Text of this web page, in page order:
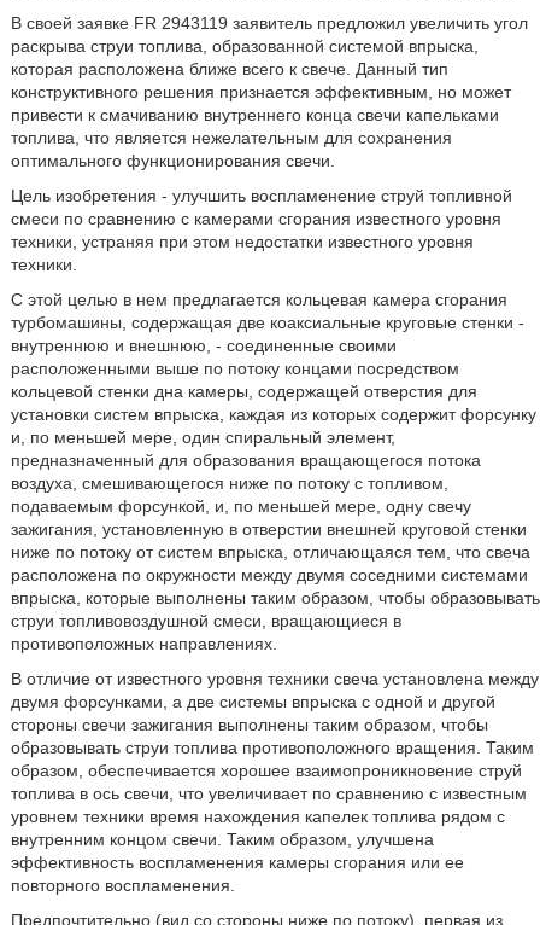
В своей заявке FR 2943119 заявитель предложил увеличить угол
раскрыва струи топлива, образованной системой впрыска,
которая расположена ближе всего к свече. Данный тип
конструктивного решения признается эффективным, но может
привести к смачиванию внутреннего конца свечи капельками
топлива, что является нежелательным для сохранения
оптимального функционирования свечи.
Цель изобретения - улучшить воспламенение струй топливной
смеси по сравнению с камерами сгорания известного уровня
техники, устраняя при этом недостатки известного уровня
техники.
С этой целью в нем предлагается кольцевая камера сгорания
турбомашины, содержащая две коаксиальные круговые стенки -
внутреннюю и внешнюю, - соединенные своими
расположенными выше по потоку концами посредством
кольцевой стенки дна камеры, содержащей отверстия для
установки систем впрыска, каждая из которых содержит форсунку
и, по меньшей мере, один спиральный элемент,
предназначенный для образования вращающегося потока
воздуха, смешивающегося ниже по потоку с топливом,
подаваемым форсункой, и, по меньшей мере, одну свечу
зажигания, установленную в отверстии внешней круговой стенки
ниже по потоку от систем впрыска, отличающаяся тем, что свеча
расположена по окружности между двумя соседними системами
впрыска, которые выполнены таким образом, чтобы образовывать
струи топливовоздушной смеси, вращающиеся в
противоположных направлениях.
В отличие от известного уровня техники свеча установлена между
двумя форсунками, а две системы впрыска с одной и другой
стороны свечи зажигания выполнены таким образом, чтобы
образовывать струи топлива противоположного вращения. Таким
образом, обеспечивается хорошее взаимопроникновение струй
топлива в ось свечи, что увеличивает по сравнению с известным
уровнем техники время нахождения капелек топлива рядом с
внутренним концом свечи. Таким образом, улучшена
эффективность воспламенения камеры сгорания или ее
повторного воспламенения.
Предпочтительно (вид со стороны ниже по потоку), первая из